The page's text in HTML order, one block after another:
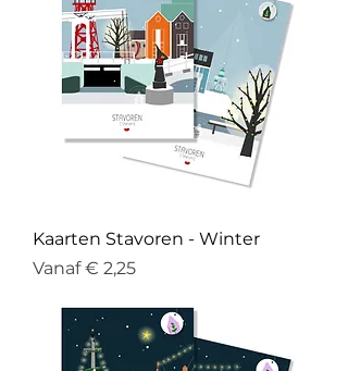
Kaarten Stavoren - Winter
Vanaf€ 2,25
Verkoopprijs